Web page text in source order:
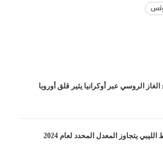
الروسي عبر أوكرانيا يثير قلق أوروبا
الليبي يتجاوز المعدل المحدد لعام 2024